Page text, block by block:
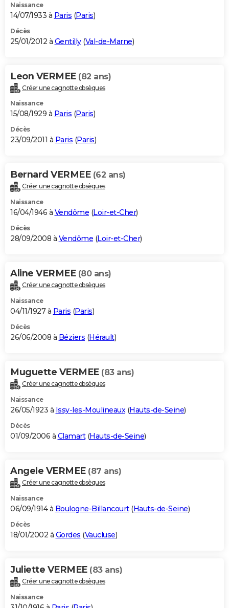
Naissance
14/07/1933 à Paris (Paris)
Décès
25/01/2012 à Gentilly(Val-de-Marne)
Leon VERMEE (82 ans)
Créer une cagnotte obsèques
Naissance
15/08/1929 à Paris (Paris)
Décès
23/09/2011 à Paris (Paris)
Bernard VERMEE (62 ans)
Créer une cagnotte obsèques
Naissance
16/04/1946 à Vendôme (Loir-et-Cher)
Décès
28/09/2008 à Vendôme (Loir-et-Cher)
Aline VERMEE (80 ans)
Créer une cagnotte obsèques
Naissance
04/11/1927 à Paris (Paris)
Décès
26/06/2008 à Béziers (Hérault)
Muguette VERMEE (83 ans)
Créer une cagnotte obsèques
Naissance
26/05/1923 à Issy-les-Moulineaux(Hauts-de-Seine)
Décès
01/09/2006 à Clamart(Hauts-de-Seine)
Angele VERMEE (87 ans)
Créer une cagnotte obsèques
Naissance
06/09/1914 à Boulogne-Billancourt(Hauts-de-Seine)
Décès
18/01/2002 à Gordes (Vaucluse)
Juliette VERMEE (83 ans)
Créer une cagnotte obsèques
Naissance